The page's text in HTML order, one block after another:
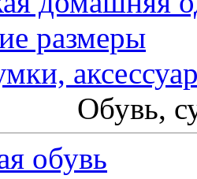
размеры
Обувь,
обувь